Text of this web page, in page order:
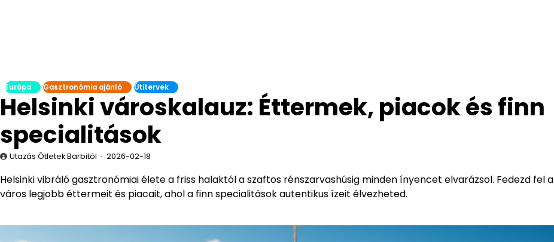
Európa Gasztronómia ajánló Útitervek
Helsinki városkalauz: Éttermek, piacok és finn
specialitások
Utazás Ötletek Barbitól 2026-02-18
Helsinki vibráló gasztronómiai élete a friss halaktól a szaftos rénszarvashúsig minden ínyencet elvarázsol. Fedezd fel a
város legjobb éttermeit és piacait, ahol a finn specialitások autentikus ízeit élvezheted.